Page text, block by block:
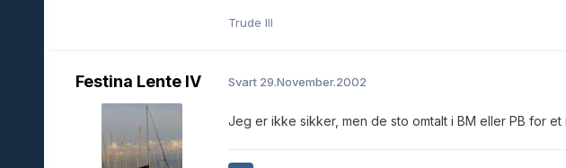
Trude III
Festina Lente IV Svart 29.November.2002
Jeg er ikke sikker, men de sto omtalt i BM eller PB for